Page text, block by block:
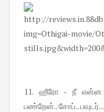
11. ஹீரோ - நீ என்ன
பண்றேன்.. சோப்.. பவுடர்...